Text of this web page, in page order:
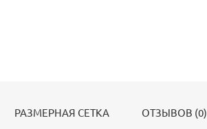
РАЗМЕРНАЯ СЕТКА ОТЗЫВОВ (0)